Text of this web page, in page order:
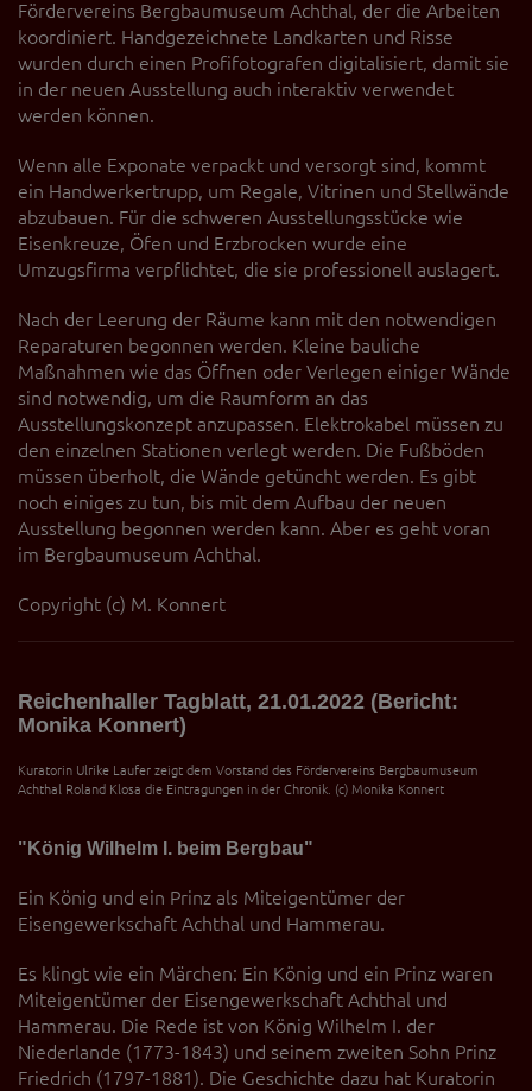
Fördervereins Bergbaumuseum Achthal, der die Arbeiten
koordiniert. Handgezeichnete Landkarten und Risse
wurden durch einen Profifotografen digitalisiert, damit sie
in der neuen Ausstellung auch interaktiv verwendet
werden können.
Wenn alle Exponate verpackt und versorgt sind, kommt
ein Handwerkertrupp, um Regale, Vitrinen und Stellwände
abzubauen. Für die schweren Ausstellungsstücke wie
Eisenkreuze, Öfen und Erzbrocken wurde eine
Umzugsfirma verpflichtet, die sie professionell auslagert.
Nach der Leerung der Räume kann mit den notwendigen
Reparaturen begonnen werden. Kleine bauliche
Maßnahmen wie das Öffnen oder Verlegen einiger Wände
sind notwendig, um die Raumform an das
Ausstellungskonzept anzupassen. Elektrokabel müssen zu
den einzelnen Stationen verlegt werden. Die Fußböden
müssen überholt, die Wände getüncht werden. Es gibt
noch einiges zu tun, bis mit dem Aufbau der neuen
Ausstellung begonnen werden kann. Aber es geht voran
im Bergbaumuseum Achthal.
Copyright (c) M. Konnert
Reichenhaller Tagblatt, 21.01.2022 (Bericht:
Monika Konnert)
Kuratorin Ulrike Laufer zeigt dem Vorstand des Fördervereins Bergbaumuseum
Achthal Roland Klosa die Eintragungen in der Chronik. (c) Monika Konnert
"König Wilhelm I. beim Bergbau"
Ein König und ein Prinz als Miteigentümer der
Eisengewerkschaft Achthal und Hammerau.
Es klingt wie ein Märchen: Ein König und ein Prinz waren
Miteigentümer der Eisengewerkschaft Achthal und
Hammerau. Die Rede ist von König Wilhelm I. der
Niederlande (1773-1843) und seinem zweiten Sohn Prinz
Friedrich (1797-1881). Die Geschichte dazu hat Kuratorin